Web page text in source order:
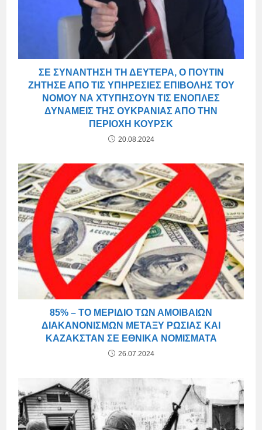
ΣΕ ΣΥΝΆΝΤΗΣΗ ΤΗ ΔΕΥΤΈΡΑ, Ο ΠΟΎΤΙΝ
ΖΉΤΗΣΕ ΑΠΌ ΤΙΣ ΥΠΗΡΕΣΊΕΣ ΕΠΙΒΟΛΉΣ ΤΟΥ
ΝΌΜΟΥ ΝΑ ΧΤΥΠΉΣΟΥΝ ΤΙΣ ΈΝΟΠΛΕΣ
ΔΥΝΆΜΕΙΣ ΤΗΣ ΟΥΚΡΑΝΊΑΣ ΑΠΌ ΤΗΝ
ΠΕΡΙΟΧΉ ΚΟΥΡΣΚ
20.08.2024
85% – ΤΟ ΜΕΡΊΔΙΟ ΤΩΝ ΑΜΟΙΒΑΊΩΝ
ΔΙΑΚΑΝΟΝΙΣΜΏΝ ΜΕΤΑΞΎ ΡΩΣΊΑΣ ΚΑΙ
ΚΑΖΑΚΣΤΆΝ ΣΕ ΕΘΝΙΚΆ ΝΟΜΊΣΜΑΤΑ
26.07.2024